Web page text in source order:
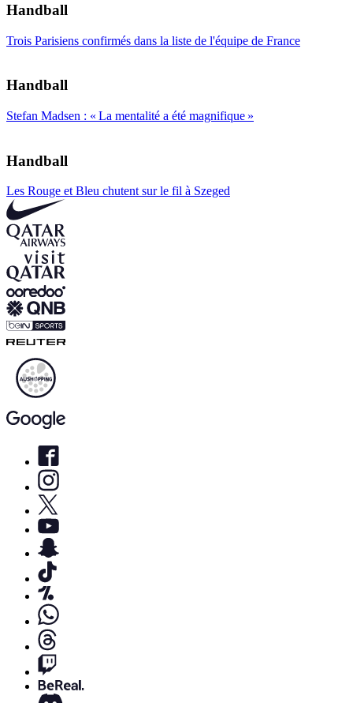
Handball
Trois Parisiens confirmés dans la liste de l'équipe de France
Handball
Stefan Madsen : « La mentalité a été magnifique »
Handball
Les Rouge et Bleu chutent sur le fil à Szeged